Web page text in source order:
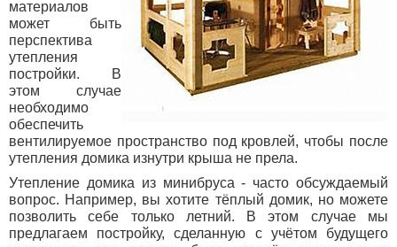
материалов
может быть
перспектива
утепления
постройки. В
этом случае
необходимо
обеспечить
вентилируемое пространство под кровлей, чтобы после
утепления домика изнутри крыша не прела.
Утепление домика из минибруса - часто обсуждаемый
вопрос. Например, вы хотите тёплый домик, но можете
позволить себе только летний. В этом случае мы
предлагаем постройку, сделанную с учётом будущего